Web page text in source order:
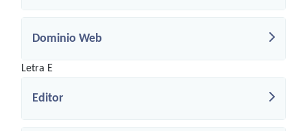
Dominio Web
Letra E
Editor